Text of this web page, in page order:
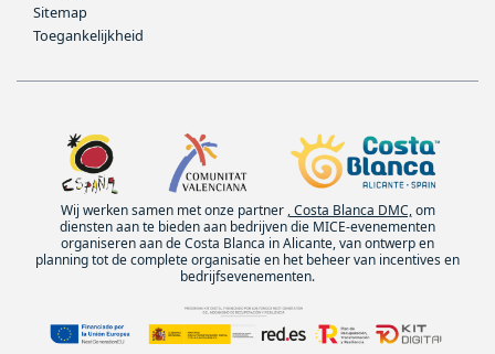
Sitemap
Toegankelijkheid
Wij werken samen met onze partner , Costa Blanca DMC,om
diensten aan te bieden aan bedrijven die MICE-evenementen
organiseren aan de Costa Blanca in Alicante, van ontwerp en
planning tot de complete organisatie en het beheer van incentives en
bedrijfsevenementen.